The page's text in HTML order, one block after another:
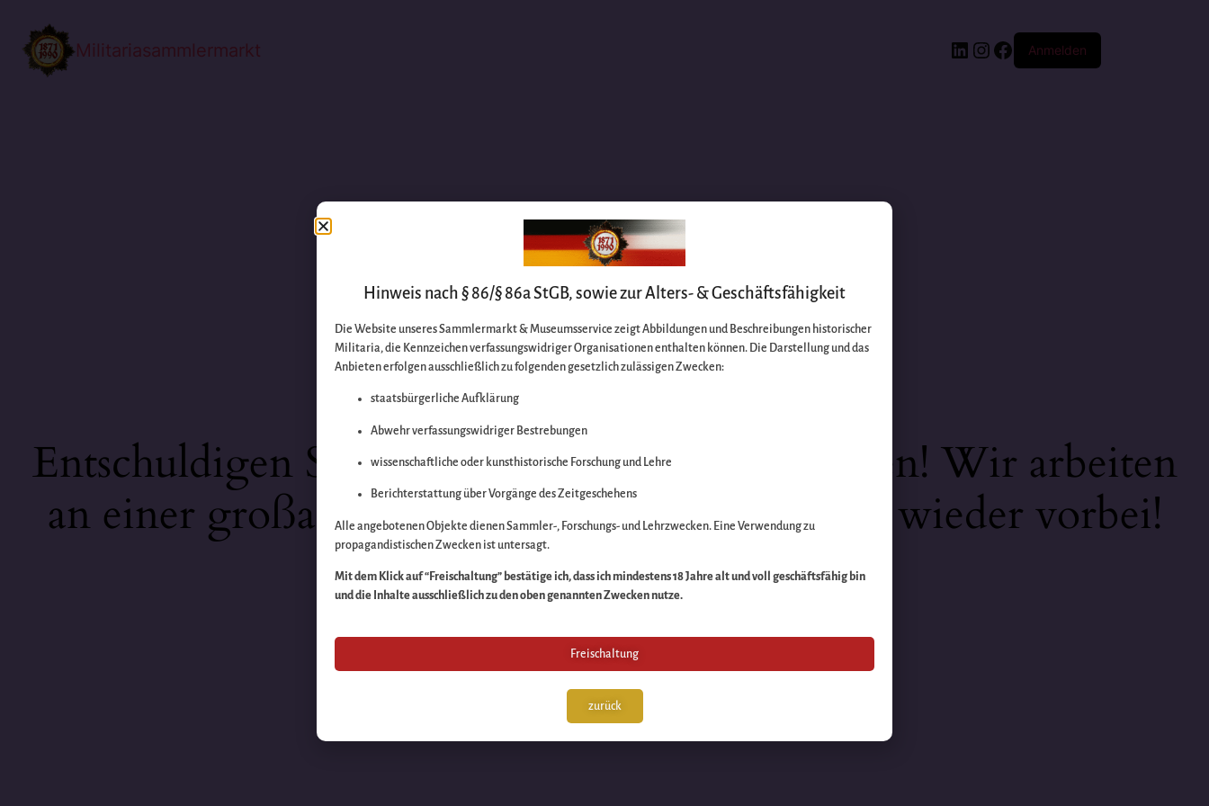
Militariasammlermarkt Anmelden
Entschuldigen Sie bitte die Unannehmlichkeiten! Wir arbeiten
an einer großartigen Sache – schauen Sie bald wieder vorbei!
Hinweis nach § 86/§ 86a StGB, sowie zur Alters- & Geschäftsfähigkeit
Die Website unseres Sammlermarkt & Museumsservice zeigt Abbildungen und Beschreibungen historischer
Militaria, die Kennzeichen verfassungswidriger Organisationen enthalten können. Die Darstellung und das
Anbieten erfolgen ausschließlich zu folgenden gesetzlich zulässigen Zwecken:
staatsbürgerliche Aufklärung
Abwehr verfassungswidriger Bestrebungen
wissenschaftliche oder kunsthistorische Forschung und Lehre
Berichterstattung über Vorgänge des Zeitgeschehens
Alle angebotenen Objekte dienen Sammler-, Forschungs- und Lehrzwecken. Eine Verwendung zu
propagandistischen Zwecken ist untersagt.
Mit dem Klick auf “Freischaltung” bestätige ich, dass ich mindestens 18 Jahre alt und voll geschäftsfähig bin
und die Inhalte ausschließlich zu den oben genannten Zwecken nutze.
Freischaltung
zurück